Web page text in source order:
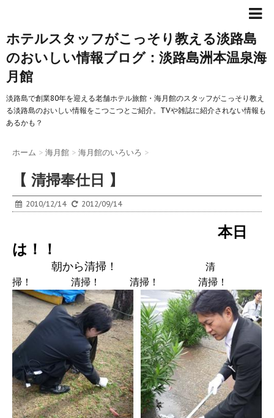
ホテルスタッフがこっそり教える淡路島
のおいしい情報ブログ：淡路島洲本温泉海
月館
淡路島で創業80年を迎える老舗ホテル旅館・海月館のスタッフがこっそり教え
る淡路島のおいしい情報をこつこつとご紹介。TVや雑誌に紹介されない情報も
あるかも？
ホーム > 海月館 > 海月館のいろいろ >
【 清掃奉仕日 】
2010/12/14 2012/09/14
本日
は！！
朝から清掃！
清
掃！ 清掃！ 清掃！ 清掃！